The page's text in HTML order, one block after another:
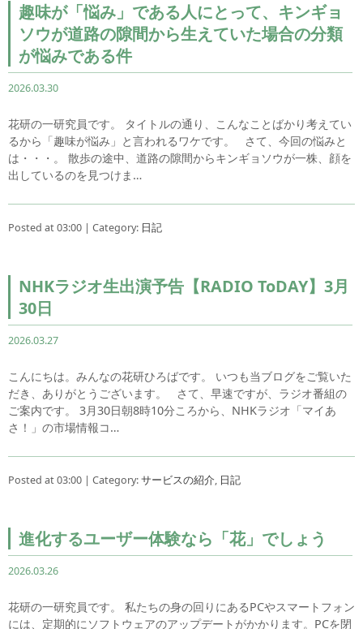
趣味が「悩み」である人にとって、キンギョ
ソウが道路の隙間から生えていた場合の分類
が悩みである件
2026.03.30
花研の一研究員です。 タイトルの通り、こんなことばかり考えてい
るから「趣味が悩み」と言われるワケです。 さて、今回の悩みと
は・・・。 散歩の途中、道路の隙間からキンギョソウが一株、顔を
出しているのを見つけま…
Posted at 03:00 | Category: 日記
NHKラジオ生出演予告【RADIO ToDAY】3月
30日
2026.03.27
こんにちは。みんなの花研ひろばです。 いつも当ブログをご覧いた
だき、ありがとうございます。 さて、早速ですが、ラジオ番組の
ご案内です。 3月30日朝8時10分ころから、NHKラジオ「マイあ
さ！」の市場情報コ…
Posted at 03:00 | Category:サービスの紹介, 日記
進化するユーザー体験なら「花」でしょう
2026.03.26
花研の一研究員です。 私たちの身の回りにあるPCやスマートフォン
には、定期的にソフトウェアのアップデートがかかります。PCを閉